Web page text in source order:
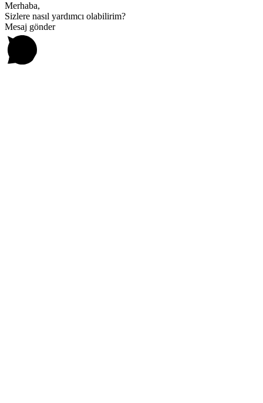
Merhaba,
Sizlere nasıl yardımcı olabilirim?
Mesaj gönder